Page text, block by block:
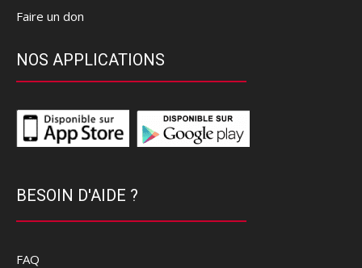
Faire un don
NOS APPLICATIONS
BESOIN D'AIDE ?
FAQ